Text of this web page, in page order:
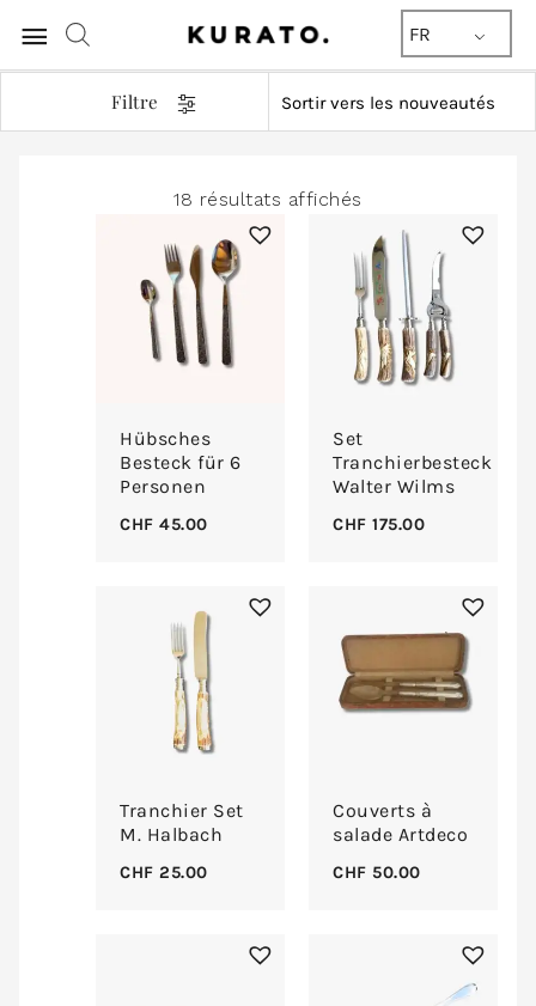
FR
Menu
principal
Filtre
18 résultats affichés
récent
au
plus
ancien
Hübsches
Besteck für 6
Personen
CHF 45.00
Set
Tranchierbesteck
Walter Wilms
CHF 175.00
Tranchier Set
M. Halbach
CHF 25.00
Couverts à
salade Artdeco
CHF 50.00